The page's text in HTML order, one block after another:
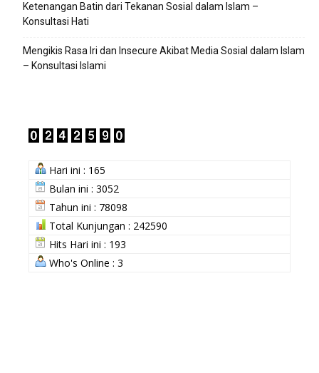
Ketenangan Batin dari Tekanan Sosial dalam Islam –
Konsultasi Hati
Mengikis Rasa Iri dan Insecure Akibat Media Sosial dalam Islam
– Konsultasi Islami
Hari ini : 165
Bulan ini : 3052
Tahun ini : 78098
Total Kunjungan : 242590
Hits Hari ini : 193
Who's Online : 3